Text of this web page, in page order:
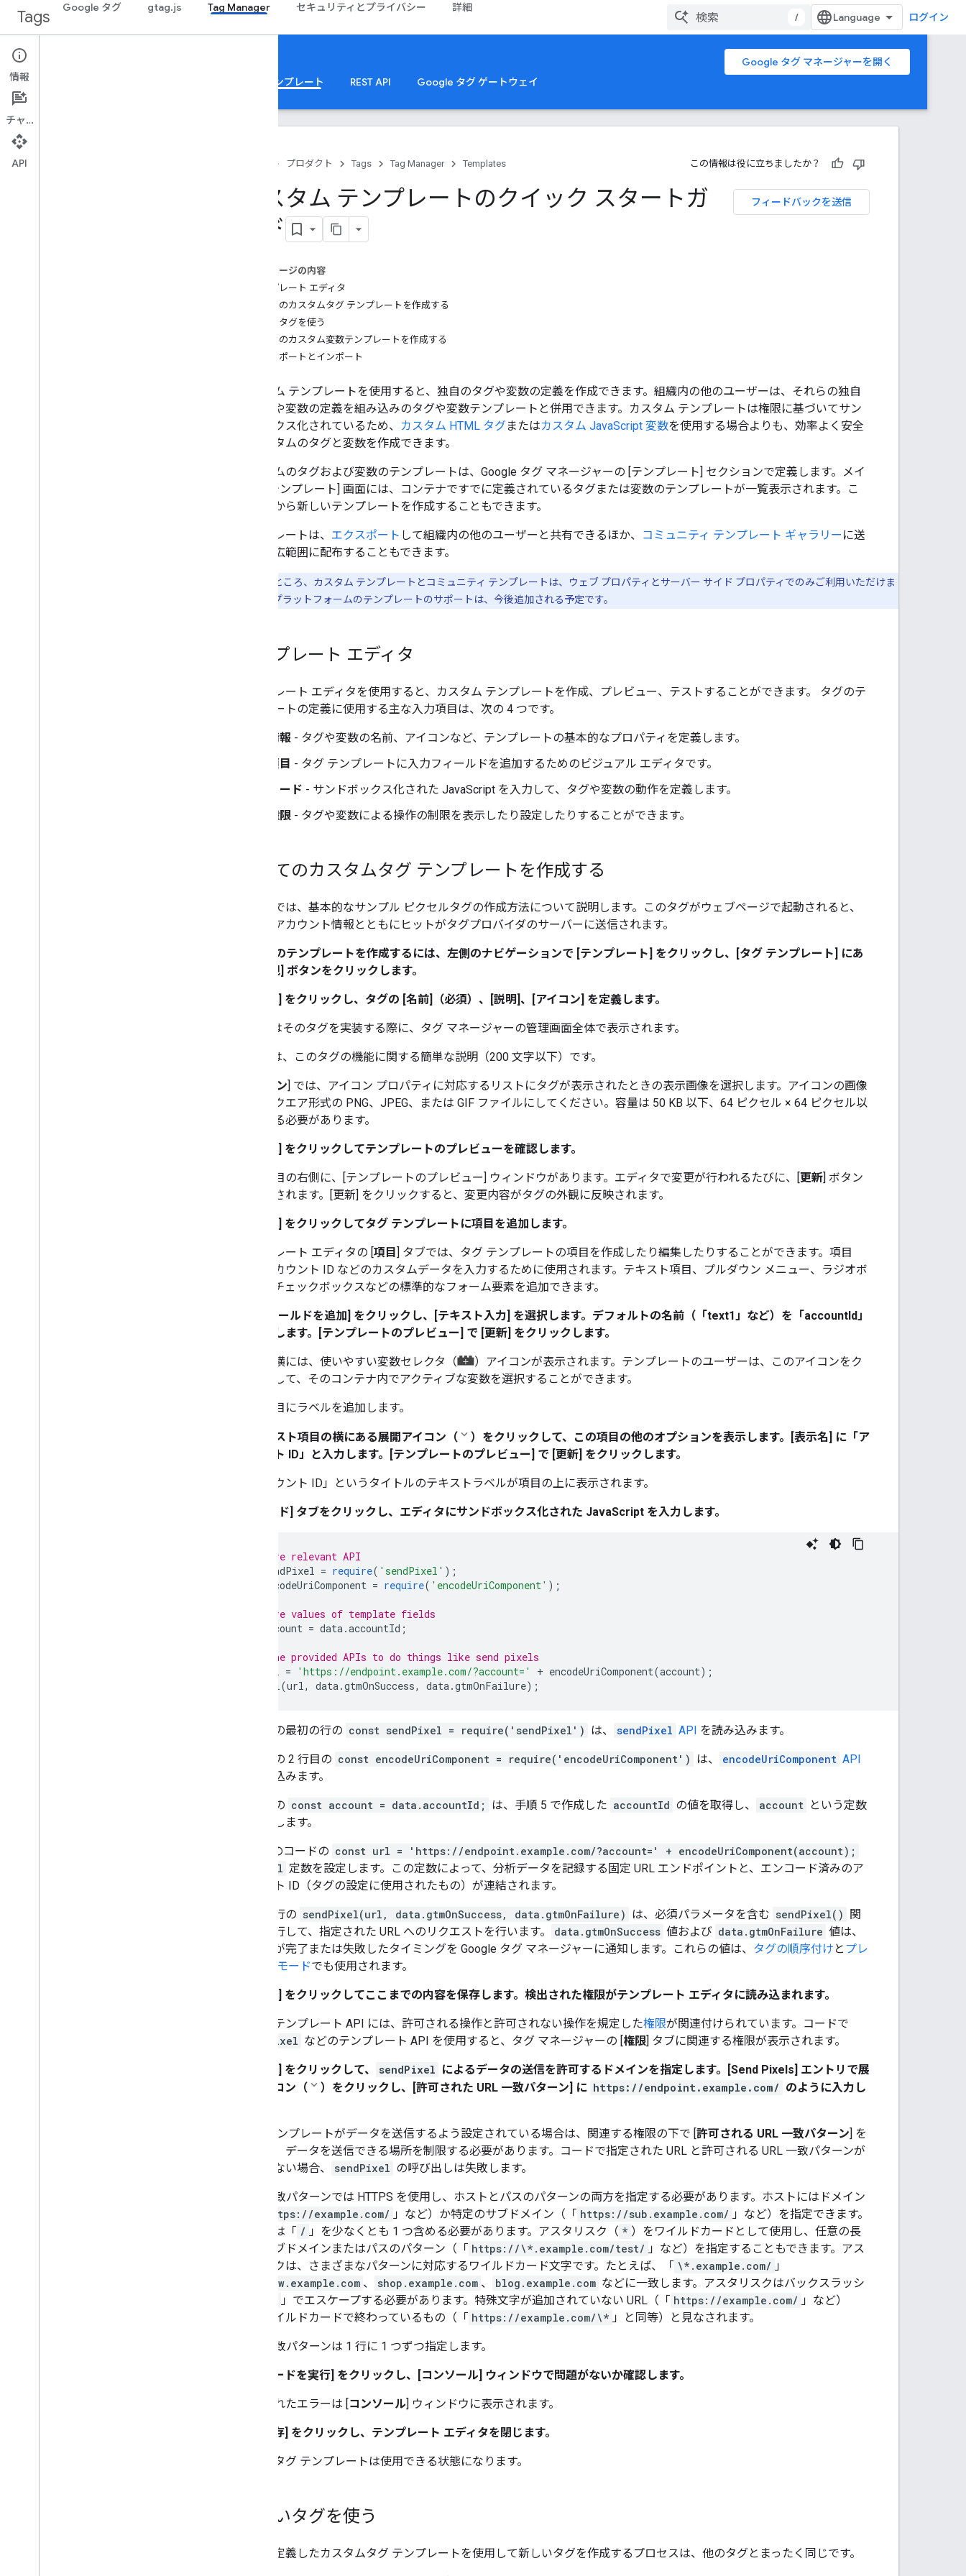
Tags Google タグ gtag.js Tag Manager セキュリティとプライバシー 詳細
/ ログイン
Tag Manager
Google タグ マネージャーを開く
基本情報
テンプレート REST API Google タグ ゲートウェイ
プロダクト Tags Tag Manager Templates この情報は役に立ちましたか？
フィードバックを送信
カスタム テンプレートのクイック スタートガ
イド
このページの内容
テンプレート エディタ
初めてのカスタムタグ テンプレートを作成する
新しいタグを使う
初めてのカスタム変数テンプレートを作成する
エクスポートとインポート
カスタム テンプレートを使用すると、独自のタグや変数の定義を作成できます。組織内の他のユーザーは、それらの独自
のタグや変数の定義を組み込みのタグや変数テンプレートと併用できます。カスタム テンプレートは権限に基づいてサン
ドボックス化されているため、
カスタム HTML タグまたはカスタム JavaScript 変数を使用する場合よりも、効率よく安全
にカスタムのタグと変数を作成できます。
カスタムのタグおよび変数のテンプレートは、Google タグ マネージャーの [テンプレート] セクションで定義します。
メイ
ンの [テンプレート] 画面には、コンテナですでに定義されているタグまたは変数のテンプレートが一覧表示されます。こ
の画面から新しいテンプレートを作成することもできます。
テンプレートは、 エクスポート して組織内の他のユーザーと共有できるほか、 コミュニティ テンプレート ギャラリー に送
信して広範囲に配布することもできます。
現在のところ、カスタム テンプレートとコミュニティ テンプレートは、ウェブ プロパティとサーバー サイド プロパティでのみご利用いただけま
す。モバイル プラットフォームのテンプレートのサポートは、今後追加される予定です。
テンプレート エディタ
テンプレート エディタを使用すると、カスタム テンプレートを作成、プレビュー、テストすることができます。 タグのテ
ンプレートの定義に使用する主な入力項目は、次の 4 つです。
情報 - タグや変数の名前、アイコンなど、テンプレートの基本的なプロパティを定義します。
項目 - タグ テンプレートに入力フィールドを追加するためのビジュアル エディタです。
コード - サンドボックス化された JavaScript を入力して、タグや変数の動作を定義します。
権限 - タグや変数による操作の制限を表示したり設定したりすることができます。
初めてのカスタムタグ テンプレートを作成する
この例では、基本的なサンプル ピクセルタグの作成方法について説明します。このタグがウェブページで起動されると、
正しいアカウント情報とともにヒットがタグプロバイダのサーバーに送信されます。
1. 最初のテンプレートを作成するには、左側のナビゲーションで [テンプレート] をクリックし、[タグ テンプレート] にあ
る [新規] ボタンをクリックします。
2. [情報] をクリックし、タグの [名前]（必須）、[説明]、[アイコン] を定義します。
] はそのタグを実装する際に、タグ マネージャーの管理画面全体で表示されます。
] は、このタグの機能に関する簡単な説明（200 文字以下）です。
アイコン] では、アイコン プロパティに対応するリストにタグが表示されたときの表示画像を選択します。アイコンの画像
は、スクエア形式の PNG、JPEG、または GIF ファイルにしてください。容量は 50 KB 以下、64 ピクセル × 64 ピクセル以
下である必要があります。
3. [更新] をクリックしてテンプレートのプレビューを確認します。
入力項目の右側に、[テンプレートのプレビュー] ウィンドウがあります。エディタで変更が行われるたびに、[更新] ボタン
が表示されます。[更新] をクリックすると、変更内容がタグの外観に反映されます。
4. [項目] をクリックしてタグ テンプレートに項目を追加します。
テンプレート エディタの [項目] タブでは、タグ テンプレートの項目を作成したり編集したりすることができます。項目
は、アカウント ID などのカスタムデータを入力するために使用されます。テキスト項目、プルダウン メニュー、ラジオボ
タン、チェックボックスなどの標準的なフォーム要素を追加できます。
フィールドを追加] をクリックし、[テキスト入力] を選択します。デフォルトの名前（「text1」など）を「accountId」
に変更します。[テンプレートのプレビュー] で [更新] をクリックします。
項目の横には、使いやすい変数セレクタ（
）アイコンが表示されます。テンプレートのユーザーは、このアイコンをク
リックして、そのコンテナ内でアクティブな変数を選択することができます。
次に項目にラベルを追加します。
6. テキスト項目の横にある展開アイコン（ ）をクリックして、この項目の他のオプションを表示します。[表示名] に「ア
カウント ID」
と入力します。[テンプレートのプレビュー] で [更新] をクリックします。
「アカウント ID」というタイトルのテキストラベルが項目の上に表示されます。
[コード] タブをクリックし、エディタにサンドボックス化された JavaScript を入力します。
// require relevant API
sendPixel = require( 'sendPixel' );
encodeUriComponent = require( 'encodeUriComponent' );
// capture values of template fields
account = data.accountId ;
// use the provided APIs to do things like send pixels
url = 'https://endpoint.example.com/?account=' + encodeUriComponent(account);
sendPixel(url, data.gtmOnSuccess, data.gtmOnFailure);
コードの最初の行の const sendPixel = require('sendPixel') は、 sendPixel API を読み込みます。
コードの 2 行目の const encodeUriComponent = require('encodeUriComponent') は、 encodeUriComponent API
を読み込みます。
次の行の const account = data.accountId; は、手順 5 で作成した accountId の値を取得し、 account という定数
に格納します。
3 行目のコードの const url = 'https://endpoint.example.com/?account=' + encodeUriComponent(account);
url 定数を設定します。この定数によって、分析データを記録する固定 URL エンドポイントと、エンコード済みのア
カウント ID（タグの設定に使用されたもの）が連結されます。
最後の行の sendPixel(url, data.gtmOnSuccess, data.gtmOnFailure) は、必須パラメータを含む sendPixel() 関
数を実行して、指定された URL へのリクエストを行います。
data.gtmOnSuccess 値および data.gtmOnFailure 値は、
タスクが完了または失敗したタイミングを Google タグ マネージャーに通知します。これらの値は、 タグの順序付け と プレ
ビュー モードでも使用されます。
8. [保存] をクリックしてここまでの内容を保存します。検出された権限がテンプレート エディタに読み込まれます。
一部のテンプレート API には、許可される操作と許可されない操作を規定した権限が関連付けられています。コードで
sendPixel などのテンプレート API を使用すると、タグ マネージャーの [権限] タブに関連する権限が表示されます。
9. [権限] をクリックして、 sendPixel によるデータの送信を許可するドメインを指定します。[Send Pixels] エントリで展
開アイコン（
）をクリックし、[許可された URL 一致パターン] に https://endpoint.example.com/ のように入力し
タグ テンプレートがデータを送信するよう設定されている場合は、関連する権限の下で [許可される URL 一致パターン] を
指定し、データを送信できる場所を制限する必要があります。コードで指定された URL と許可される URL 一致パターンが
一致しない場合、
sendPixel の呼び出しは失敗します。
URL 一致パターンでは HTTPS を使用し、ホストとパスのパターンの両方を指定する必要があります。ホストにはドメイン
https://example.com/ 」など）か特定のサブドメイン（「 https://sub.example.com/ 」など）を指定できます。
パスには「 / 」を少なくとも 1 つ含める必要があります。アスタリスク（ * ）をワイルドカードとして使用し、任意の長
さのサブドメインまたはパスのパターン（「 https://\*.example.com/test/ 」など）を指定することもできます。アス
タリスクは、さまざまなパターンに対応するワイルドカード文字です。たとえば、「 \*.example.com/ 」
www.example.com 、 shop.example.com 、 blog.example.com などに一致します。アスタリスクはバックスラッシ
」でエスケープする必要があります。特殊文字が追加されていない URL（「 https://example.com/ 」など）
は、ワイルドカードで終わっているもの（「 https://example.com/\* 」と同等）と見なされます。
URL 一致パターンは 1 行に 1 つずつ指定します。
10. [コードを実行] をクリックし、[コンソール] ウィンドウで問題がないか確認します。
検出されたエラーは [コンソール] ウィンドウに表示されます。
11. [保存] をクリックし、テンプレート エディタを閉じます。
以上でタグ テンプレートは使用できる状態になります。
新しいタグを使う
新しく定義したカスタムタグ テンプレートを使用して新しいタグを作成するプロセスは、他のタグとまったく同じです。
情報
チャット
API